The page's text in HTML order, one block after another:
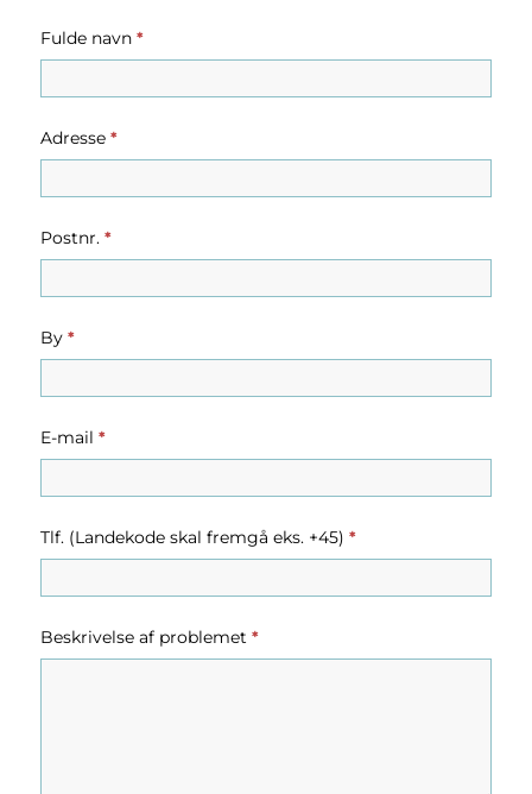
Driftskontor
-
København
Fulde navn *
Adresse *
Postnr. *
By *
E-mail *
Tlf. (Landekode skal fremgå eks. +45) *
Beskrivelse af problemet *